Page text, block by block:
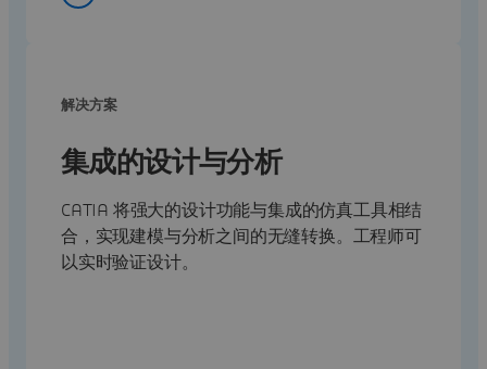
解决方案
集成的设计与分析
CATIA 将强大的设计功能与集成的仿真工具相结
合，实现建模与分析之间的无缝转换。工程师可
以实时验证设计。